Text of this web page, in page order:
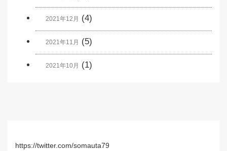
2021年12月 (4)
2021年11月 (5)
2021年10月 (1)
https://twitter.com/somauta79